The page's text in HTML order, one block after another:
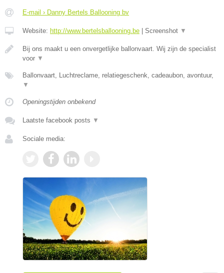
E-mail › Danny Bertels Ballooning bv
Website: http://www.bertelsballooning.be Screenshot ▼
Bij ons maakt u een onvergetlijke ballonvaart. Wij zijn de specialist
voor ▼
Ballonvaart, Luchtreclame, relatiegeschenk, cadeaubon, avontuur,
▼
Openingstijden onbekend
Laatste facebook posts ▼
Sociale media: